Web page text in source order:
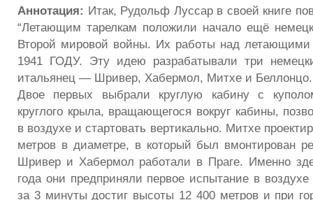
Аннотация: Итак, Рудольф Луссар в своей книге
“Летающим тарелкам положили начало ещё
Второй мировой войны. Их работы над летающими
1941 ГОДУ. Эту идею разрабатывали три
итальянец — Шривер, Хабермол, Митхе и Беллонцо.
Двое первых выбрали круглую кабину с
круглого крыла, вращающегося вокруг кабины,
в воздухе и стартовать вертикально. Митхе
метров в диаметре, в который был вмонтирован
Шривер и Хабермол работали в Праге. Именно
года они предприняли первое испытание в воздухе
за 3 минуты достиг высоты 12 400 метров и при